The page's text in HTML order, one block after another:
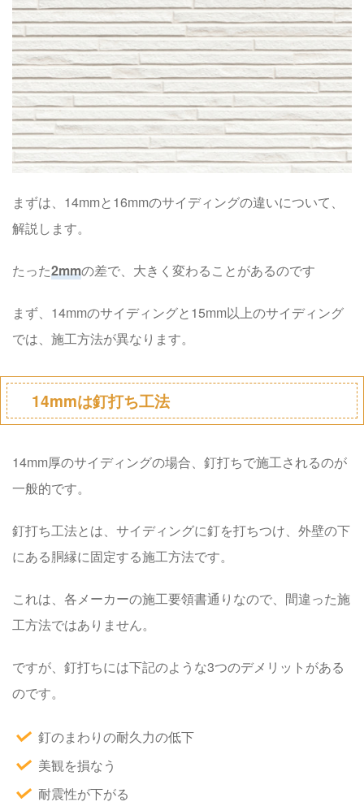
まずは、14mmと16mmのサイディングの違いについて、
解説します。
たった2mmの差で、大きく変わることがあるのです
まず、14mmのサイディングと15mm以上のサイディング
では、施工方法が異なります。
14mmは釘打ち工法
14mm厚のサイディングの場合、釘打ちで施工されるのが
一般的です。
釘打ち工法とは、サイディングに釘を打ちつけ、外壁の下
にある胴縁に固定する施工方法です。
これは、各メーカーの施工要領書通りなので、間違った施
工方法ではありません。
ですが、釘打ちには下記のような3つのデメリットがある
のです。
釘のまわりの耐久力の低下
美観を損なう
耐震性が下がる